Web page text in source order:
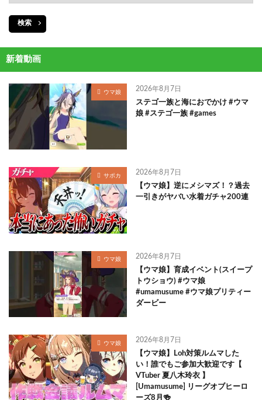
検索
新着動画
ウマ娘 2026年8月7日
ステゴ一族と海におでかけ #ウマ
娘 #ステゴ一族 #games
サポカ 2026年8月7日
【ウマ娘】逆にメシマズ！？過去
一引きがヤバい水着ガチャ200連
ウマ娘 2026年8月7日
【ウマ娘】育成イベント(スイープ
トウショウ) #ウマ娘
#umamusume #ウマ娘プリティー
ダービー
ウマ娘 2026年8月7日
【ウマ娘】Loh対策ルムマした
い！誰でもご参加大歓迎です【
VTuber 夏八木玲衣 】
[Umamusume] リーグオブヒーロ
ーズ8月🍻